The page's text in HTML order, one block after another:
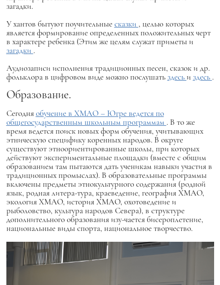
загадки.
У хантов бытуют поучительныесказки , целью которых
является формирование определенных положительных черт
в характере ребенка (Этим же целям служат приметы и
загадки .
Аудиозаписи исполнения традиционных песен, сказок и др.
фольклора в цифровом виде можно послушатьздесьи здесь .
Образование.
Сегодняобучение в ХМАО – Югре ведется по
общегосударственным школьным программам . В то же
время ведется поиск новых форм обучения, учитывающих
этническую специфику коренных народов. В округе
существуют этноориентированные школы, при которых
действуют экспериментальные площадки (вместе с общим
образованием там пытаются дать ученикам навыки участия в
традиционных промыслах). В образовательные программы
включены предметы этнокультурного содержания (родной
язык, родная литера-тура, краеведение, география ХМАО,
экология ХМАО, история ХМАО, охотоведение и
рыболовство, культура народов Севера), в структуре
дополнительного образования изу-чается бисероплетение,
национальные виды спорта, национальное творчество.